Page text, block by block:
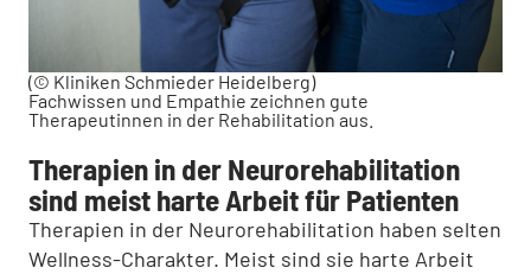
(© Kliniken Schmieder Heidelberg)
Fachwissen und Empathie zeichnen gute
Therapeutinnen in der Rehabilitation aus.
Therapien in der Neurorehabilitation
sind meist harte Arbeit für Patienten
Therapien in der Neurorehabilitation haben selten
Wellness-Charakter. Meist sind sie harte Arbeit